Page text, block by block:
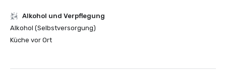
‪Alkohol‬ und Verpflegung
Alkohol (Selbstversorgung)
Küche vor Ort